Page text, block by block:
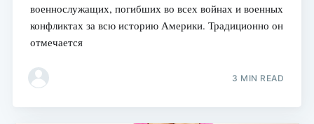
военнослужащих, погибших во всех войнах и военных
конфликтах за всю историю Америки. Традиционно он
отмечается
3 MIN READ